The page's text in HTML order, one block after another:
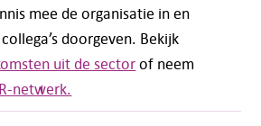
mee de organisatie in en
doorgeven. Bekijk
uit de sectorof neem
netwerk.